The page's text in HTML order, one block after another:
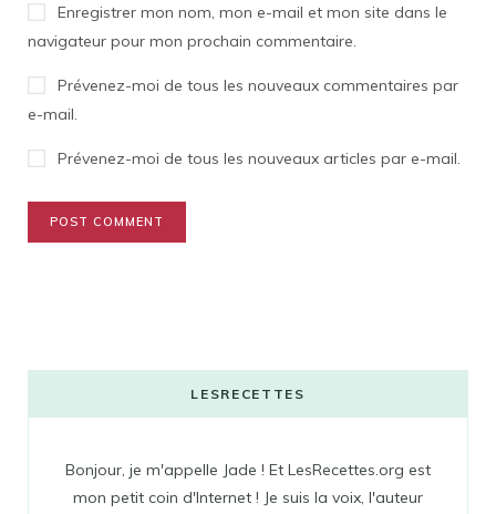
Enregistrer mon nom, mon e-mail et mon site dans le
navigateur pour mon prochain commentaire.
Prévenez-moi de tous les nouveaux commentaires par
e-mail.
Prévenez-moi de tous les nouveaux articles par e-mail.
LESRECETTES
Bonjour, je m'appelle Jade ! Et LesRecettes.org est
mon petit coin d'Internet ! Je suis la voix, l'auteur